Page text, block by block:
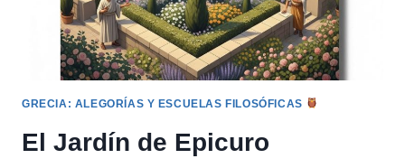
GRECIA: ALEGORÍAS Y ESCUELAS FILOSÓFICAS
El Jardín de Epicuro